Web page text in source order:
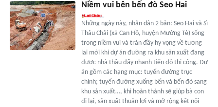
Niềm vui bên bến đò Seo Hai
Những ngày này, nhân dân 2 bản: Seo Hai và Sì
Thâu Chải (xã Can Hồ, huyện Mường Tè) sống
trong niềm vui và tràn đầy hy vọng về tương
lai mới khi dự án đường ra khu sản xuất đang
được nhà thầu đẩy nhanh tiến độ thi công. Dự
án gồm các hạng mục: tuyến đường trục
chính; tuyến đường xuống bến và bến đò sang
khu sản xuất…, khi hoàn thành sẽ giúp bà con
đi lại, sản xuất thuận lợi và mở rộng kết nối